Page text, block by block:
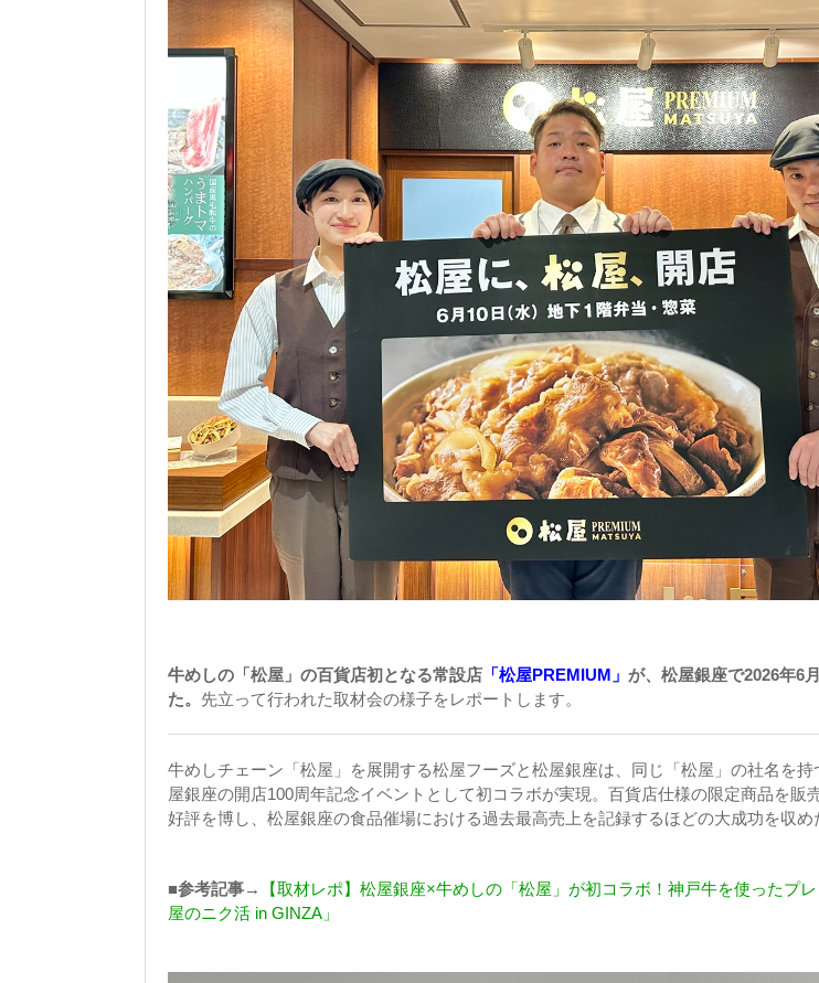
牛めしの「松屋」の百貨店初となる常設店 「松屋PREMIUM」 が、松屋銀座で2026年6
た。 先立って行われた取材会の様子をレポートします。
牛めしチェーン「松屋」を展開する松屋フーズと松屋銀座は、同じ「松屋」の社名を持
屋銀座の開店100周年記念イベントとして初コラボが実現。百貨店仕様の限定商品を販
好評を博し、松屋銀座の食品催場における過去最高売上を記録するほどの大成功を収め
■参考記事→
【取材レポ】松屋銀座×牛めしの「松屋」が初コラボ！神戸牛を使ったプ
屋のニク活 in GINZA」